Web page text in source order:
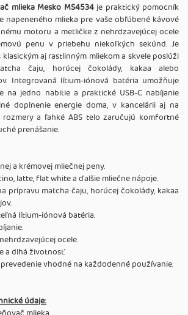
mlieka Mesko MS4534je praktický pomocník
napeneného mlieka pre vaše obľúbené kávové
motoru a metličke z nehrdzavejúcej ocele
penu v priebehu niekoľkých sekúnd. Je
aj rastlinným mliekom a skvele poslúži
čaju, horúcej čokolády, kakaa alebo
Integrovaná lítium-iónová batéria umožňuje
na jedno nabitie a praktické USB-C nabíjanie
doplnenie energie doma, v kancelárii aj na
rozmery a ľahké ABS telo zaručujú komfortné
prenášanie.
a krémovej mliečnej peny.
latte, flat white a ďalšie mliečne nápoje.
prípravu matcha čaju, horúcej čokolády, kakaa
lítium-iónová batéria.
ocele.
a dlhá životnosť.
vhodné na každodenné používanie.
údaje: